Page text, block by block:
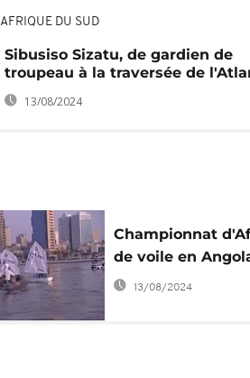
AFRIQUE DU SUD
Sibusiso Sizatu, de gardien de
troupeau à la traversée de
13/08/2024
Championnat
de voile en
13/08/2024